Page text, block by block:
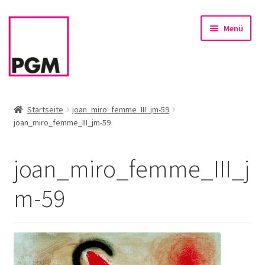
Zur
Zum
Menü
News
öffnen
Rahmen & Einrahmung
Referenzen
Startseite
joan_miro_femme_III_jm-59
joan_miro_femme_III_jm-59
joan_miro_femme_III_j
m-59